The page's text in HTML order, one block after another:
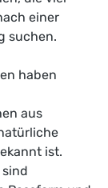
einer
suchen.
haben
aus
ist.
sind